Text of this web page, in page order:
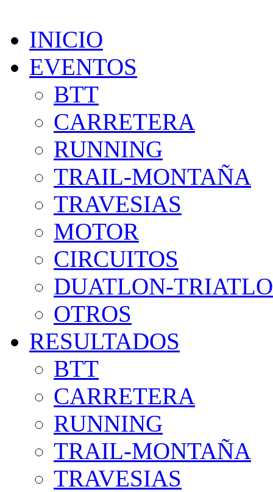
INICIO
EVENTOS
BTT
CARRETERA
RUNNING
TRAIL-MONTAÑA
TRAVESIAS
MOTOR
CIRCUITOS
DUATLON-
OTROS
RESULTADOS
BTT
CARRETERA
RUNNING
TRAIL-MONTAÑA
TRAVESIAS